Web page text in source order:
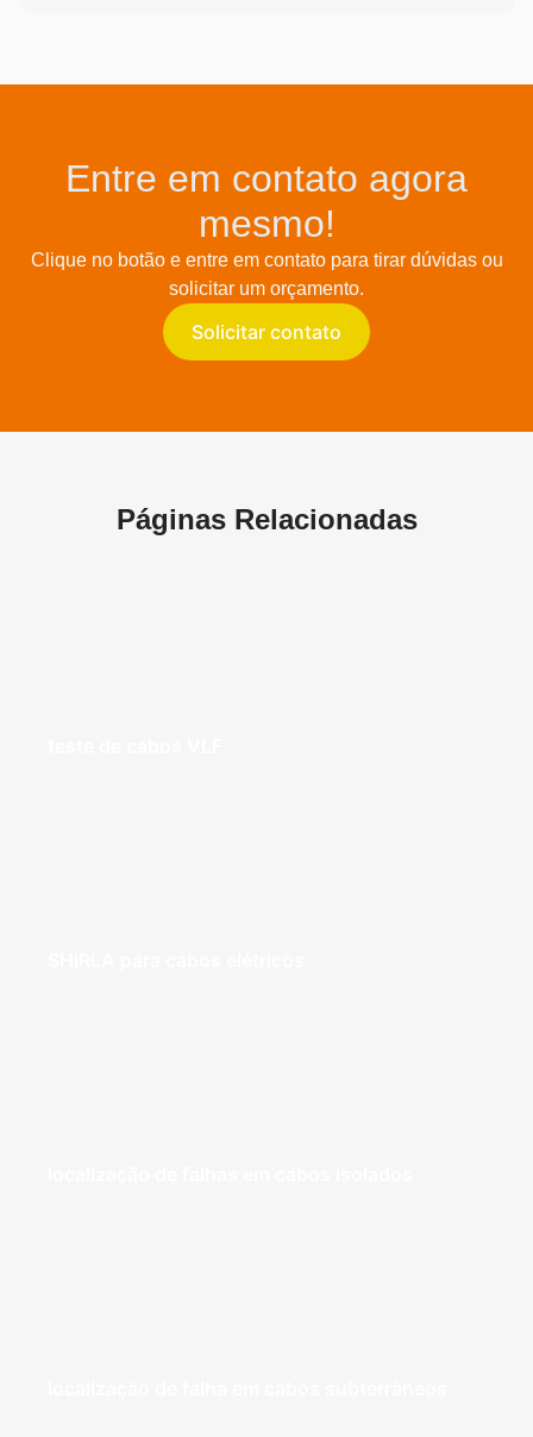
Entre em contato agora
mesmo!
Clique no botão e entre em contato para tirar dúvidas ou
solicitar um orçamento.
Solicitar contato
Páginas Relacionadas